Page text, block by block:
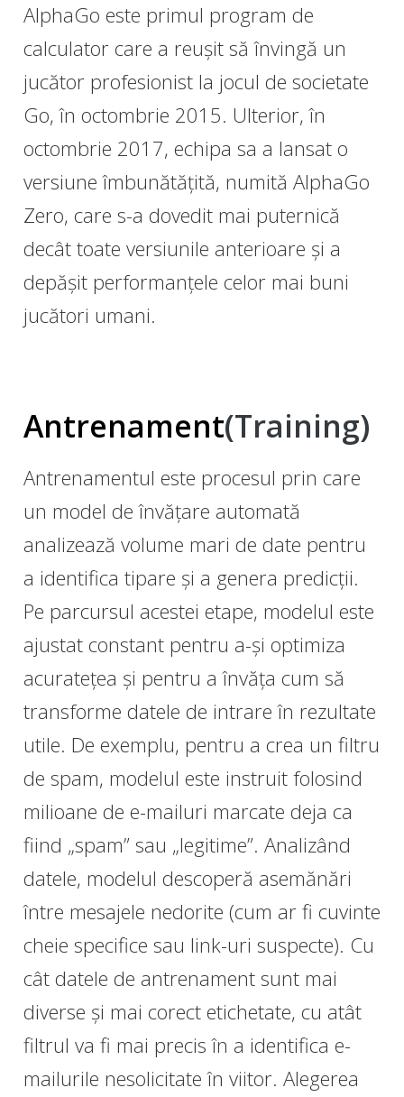
AlphaGo este primul program de
calculator care a reușit să învingă un
jucător profesionist la jocul de societate
Go, în octombrie 2015. Ulterior, în
octombrie 2017, echipa sa a lansat o
versiune îmbunătățită, numită AlphaGo
Zero, care s-a dovedit mai puternică
decât toate versiunile anterioare și a
depășit performanțele celor mai buni
jucători umani.
Antrenament(Training)
Antrenamentul este procesul prin care
un model de învățare automată
analizează volume mari de date pentru
a identifica tipare și a genera predicții.
Pe parcursul acestei etape, modelul este
ajustat constant pentru a-și optimiza
acuratețea și pentru a învăța cum să
transforme datele de intrare în rezultate
utile. De exemplu, pentru a crea un filtru
de spam, modelul este instruit folosind
milioane de e-mailuri marcate deja ca
fiind „spam” sau „legitime”. Analizând
datele, modelul descoperă asemănări
între mesajele nedorite (cum ar fi cuvinte
cheie specifice sau link-uri suspecte). Cu
cât datele de antrenament sunt mai
diverse și mai corect etichetate, cu atât
filtrul va fi mai precis în a identifica e-
mailurile nesolicitate în viitor. Alegerea